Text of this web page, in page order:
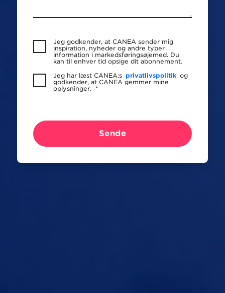
Jeg godkender, at CANEA sender mig
inspiration, nyheder og andre typer
information i markedsføringsøjemed. Du
kan til enhver tid opsige dit abonnement.
Jeg har læst CANEA:s privatlivspolitik og
godkender, at CANEA gemmer mine
oplysninger. *